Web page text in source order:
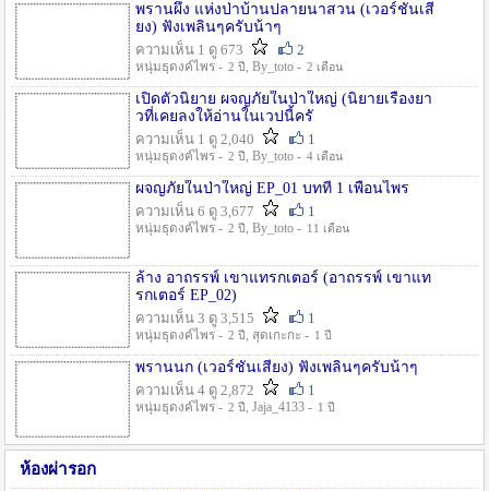
พรานผึ้ง แห่งป่าบ้านปลายนาสวน (เวอร์ชั่นเสี
ยง) ฟังเพลินๆครับน้าๆ
ความเห็น 1 ดู 673
2
หนุ่มธุดงค์ไพร - 2 ปี , By_toto - 2 เดือน
เปิดตัวนิยาย ผจญภัยในป่าใหญ่ (นิยายเรื่องยา
วที่เคยลงให้อ่านในเวปนี้ครั
ความเห็น 1 ดู 2,040
1
หนุ่มธุดงค์ไพร - 2 ปี , By_toto - 4 เดือน
ผจญภัยในป่าใหญ่ EP_01 บทที่ 1 เพื่อนไพร
ความเห็น 6 ดู 3,677
1
หนุ่มธุดงค์ไพร - 2 ปี , By_toto - 11 เดือน
ล้าง อาถรรพ์ เขาแทรกเตอร์ (อาถรรพ์ เขาแท
รกเตอร์ EP_02)
ความเห็น 3 ดู 3,515
1
หนุ่มธุดงค์ไพร - 2 ปี , สุดเกะกะ - 1 ปี
พรานนก (เวอร์ชั่นเสียง) ฟังเพลินๆครับน้าๆ
ความเห็น 4 ดู 2,872
1
หนุ่มธุดงค์ไพร - 2 ปี , Jaja_4133 - 1 ปี
ห้องผ่ารอก